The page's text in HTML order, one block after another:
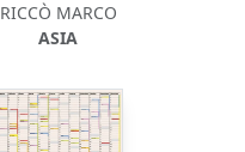
RICCÒ MARCO
ASIA